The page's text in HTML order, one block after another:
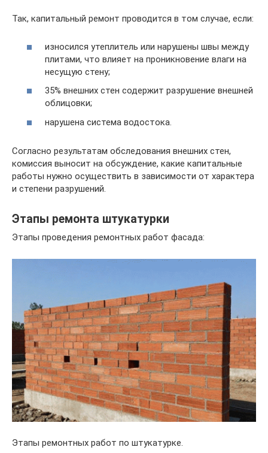
Так, капитальный ремонт проводится в том случае, если:
износился утеплитель или нарушены швы между
плитами, что влияет на проникновение влаги на
несущую стену;
35% внешних стен содержит разрушение внешней
облицовки;
нарушена система водостока.
Согласно результатам обследования внешних стен,
комиссия выносит на обсуждение, какие капитальные
работы нужно осуществить в зависимости от характера
и степени разрушений.
Этапы ремонта штукатурки
Этапы проведения ремонтных работ фасада:
Этапы ремонтных работ по штукатурке.